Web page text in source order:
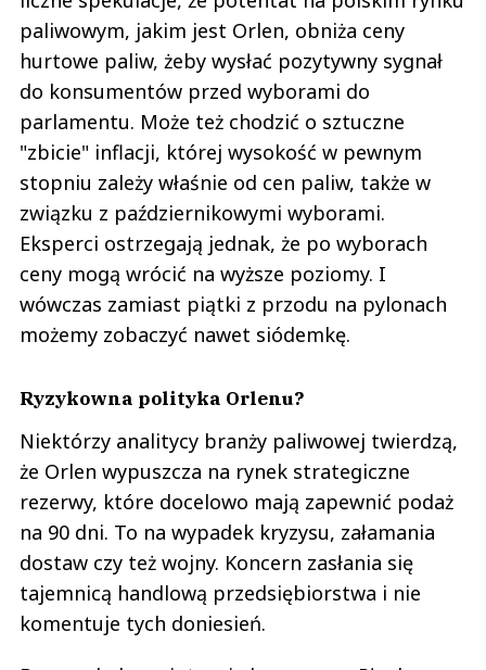
paliwowym, jakim jest Orlen, obniża ceny
hurtowe paliw, żeby wysłać pozytywny sygnał
do konsumentów przed wyborami do
parlamentu. Może też chodzić o sztuczne
"zbicie" inflacji, której wysokość w pewnym
stopniu zależy właśnie od cen paliw, także w
związku z październikowymi wyborami.
Eksperci ostrzegają jednak, że po wyborach
ceny mogą wrócić na wyższe poziomy. I
wówczas zamiast piątki z przodu na pylonach
możemy zobaczyć nawet siódemkę.
Ryzykowna polityka Orlenu?
Niektórzy analitycy branży paliwowej twierdzą,
że Orlen wypuszcza na rynek strategiczne
rezerwy, które docelowo mają zapewnić podaż
na 90 dni. To na wypadek kryzysu, załamania
dostaw czy też wojny. Koncern zasłania się
tajemnicą handlową przedsiębiorstwa i nie
komentuje tych doniesień.